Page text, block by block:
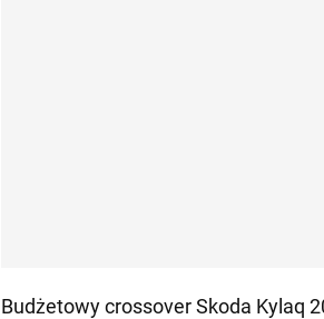
Budżetowy crossover Skoda Kylaq